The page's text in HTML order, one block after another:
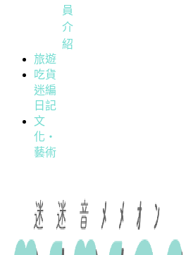
員
介
紹
旅遊
吃貨
迷編
日記
文
化・
藝術